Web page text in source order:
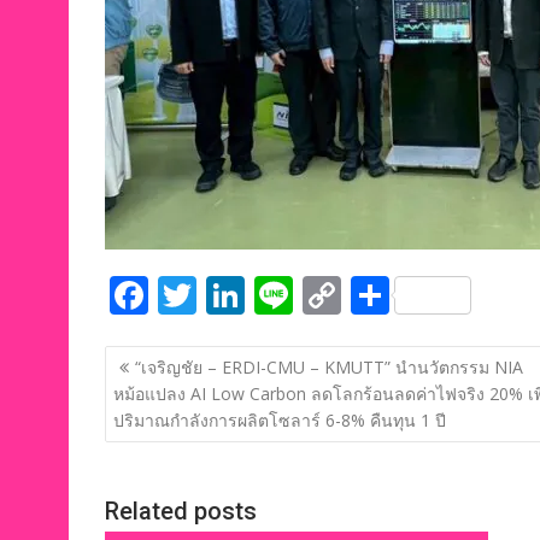
F
ac
e
b
o
k
T
w
itt
er
Li
n
k
e
dI
Li
n
e
C
o
p
y
Li
k
S
h
ar
e
แนะแนว
เรื่อง
“เจริญชัย – ERDI-CMU – KMUTT” นำนวัตกรรม NIA
หม้อแปลง AI Low Carbon ลดโลกร้อนลดค่าไฟจริง 20% เ
ปริมาณกำลังการผลิตโซลาร์ 6-8% คืนทุน 1 ปี
Related posts